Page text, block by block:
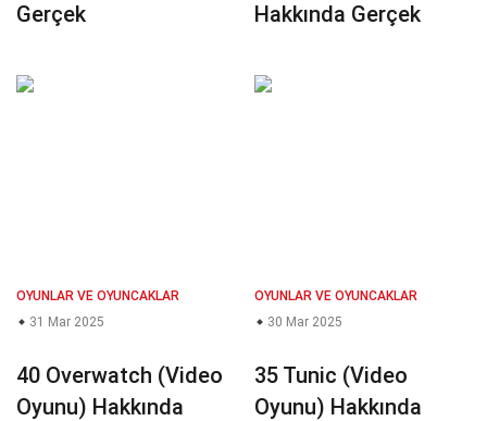
Gerçek
Hakkında Gerçek
OYUNLAR VE OYUNCAKLAR
31 Mar 2025
40 Overwatch (Video
Oyunu) Hakkında
OYUNLAR VE OYUNCAKLAR
30 Mar 2025
35 Tunic (Video
Oyunu) Hakkında